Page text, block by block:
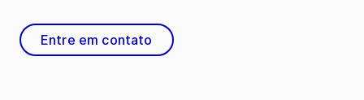
Entre em contato